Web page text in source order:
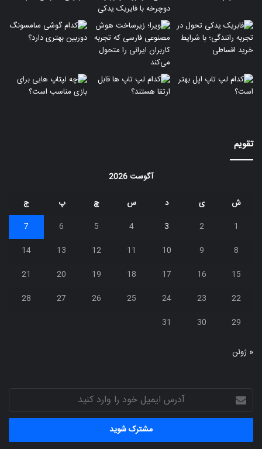
تقویم
آگوست 2026
ش ی د س چ پ
ج
1
2
3
4
5
6
7
8
9
10
11
12
13
14
15
16
17
18
19
20
21
22
23
24
25
26
27
28
29
30
31
« ژوئن
آدرس
ایمیل
خود
وارد